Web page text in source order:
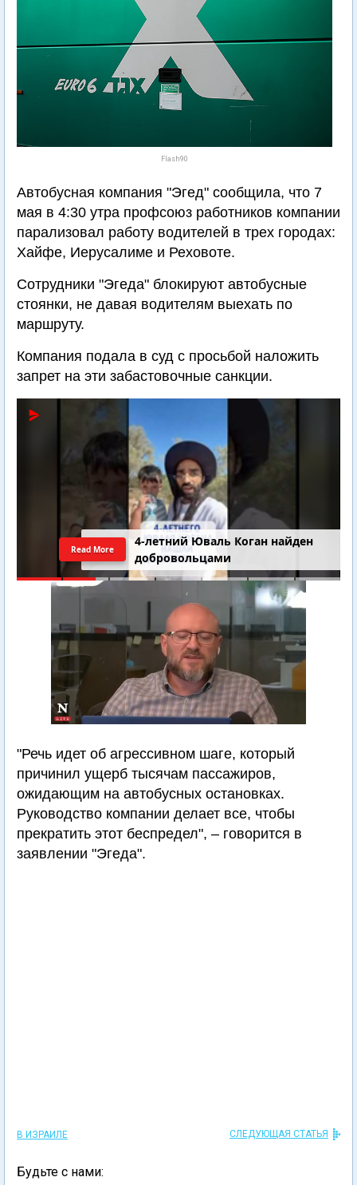
Flash90
Автобусная компания "Эгед" сообщила, что 7
мая в 4:30 утра профсоюз работников компании
парализовал работу водителей в трех городах:
Хайфе, Иерусалиме и Реховоте.
Сотрудники "Эгеда" блокируют автобусные
стоянки, не давая водителям выехать по
маршруту.
Компания подала в суд с просьбой наложить
запрет на эти забастовочные санкции.
4-летний Юваль Коган найден
добровольцами
Read More
"Речь идет об агрессивном шаге, который
причинил ущерб тысячам пассажиров,
ожидающим на автобусных остановках.
Руководство компании делает все, чтобы
прекратить этот беспредел", – говорится в
заявлении "Эгеда".
В ИЗРАИЛЕ СЛЕДУЮЩАЯ СТАТЬЯ
Будьте с нами: